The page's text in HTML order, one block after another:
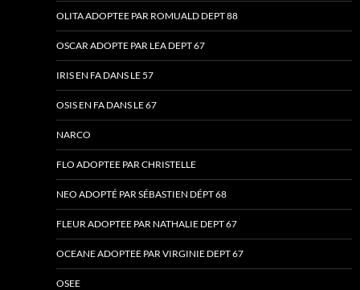
OLITA ADOPTEE PAR ROMUALD DEPT 88
OSCAR ADOPTE PAR LEA DEPT 67
IRIS EN FA DANS LE 57
OSIS EN FA DANS LE 67
NARCO
FLO ADOPTEE PAR CHRISTELLE
NEO ADOPTÉ PAR SÉBASTIEN DÉPT 68
FLEUR ADOPTEE PAR NATHALIE DEPT 67
OCEANE ADOPTEE PAR VIRGINIE DEPT 67
OSEE